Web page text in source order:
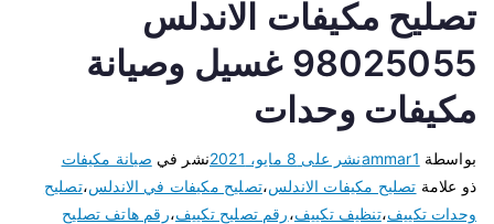
تصليح مكيفات الاندلس
98025055 غسيل وصيانة
مكيفات وحدات
بواسطة ammar1نشر على 8 مايو، 2021 نشر في صيانة مكيفات
ذو علامة تصليح مكيفات الاندلس،تصليح مكيفات في الاندلس،تصليح
وحدات تكييف،تنظيف تكييف،رقم تصليح تكييف،رقم هاتف تصليح